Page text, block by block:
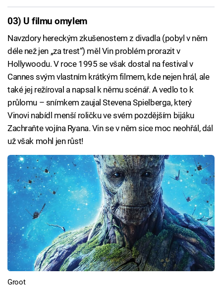
03) U filmu omylem
Navzdory hereckým zkušenostem z divadla (pobyl v něm
déle než jen „za trest“) měl Vin problém prorazit v
Hollywoodu. V roce 1995 se však dostal na festival v
Cannes svým vlastním krátkým filmem, kde nejen hrál, ale
také jej režíroval a napsal k němu scénář. A vedlo to k
průlomu – snímkem zaujal Stevena Spielberga, který
Vinovi nabídl menší roličku ve svém pozdějším bijáku
Zachraňte vojína Ryana. Vin se v něm sice moc neohřál, dál
už však mohl jen růst!
Groot